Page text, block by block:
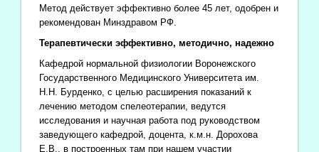
Метод действует эффективно более 45 лет, одобрен и
рекомендован Минздравом РФ.
Терапевтически эффективно, методично, надежно
Кафедрой нормальной физиологии Воронежского
Государственного Медицинского Университета им.
Н.Н. Бурденко, с целью расширения показаний к
лечению методом спелеотерапии, ведутся
исследования и научная работа под руководством
заведующего кафедрой, доцента, к.м.н. Дорохова
Е.В., в построенных там при нашем участии